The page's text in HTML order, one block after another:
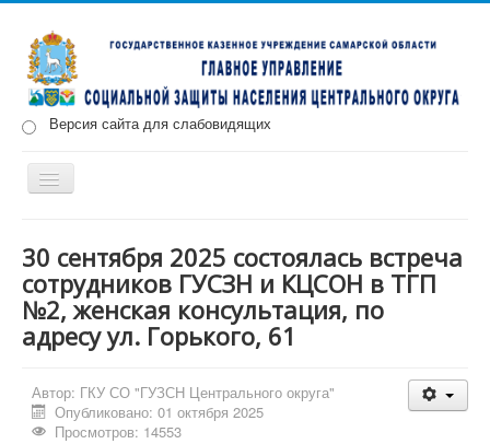
Версия сайта для слабовидящих
Включить/
Меры социальной поддержки
Противодействие коррупции Запись на прием
30 сентября 2025 состоялась встреча
сотрудников ГУСЗН и КЦСОН в ТГП
№2, женская консультация, по
адресу ул. Горького, 61
Автор: ГКУ СО "ГУЗСН Центрального округа"
Опубликовано: 01 октября 2025
Просмотров: 14553